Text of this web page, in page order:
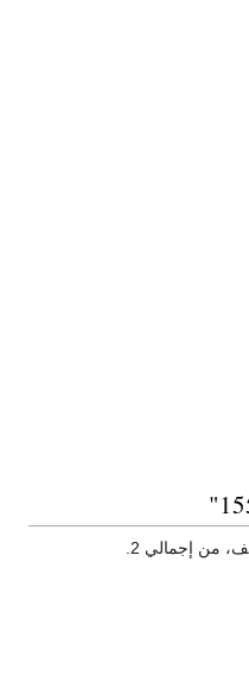
من إجمالي 2.